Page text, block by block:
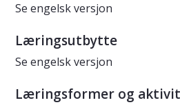
Se engelsk versjon
Læringsutbytte
Se engelsk versjon
Læringsformer og